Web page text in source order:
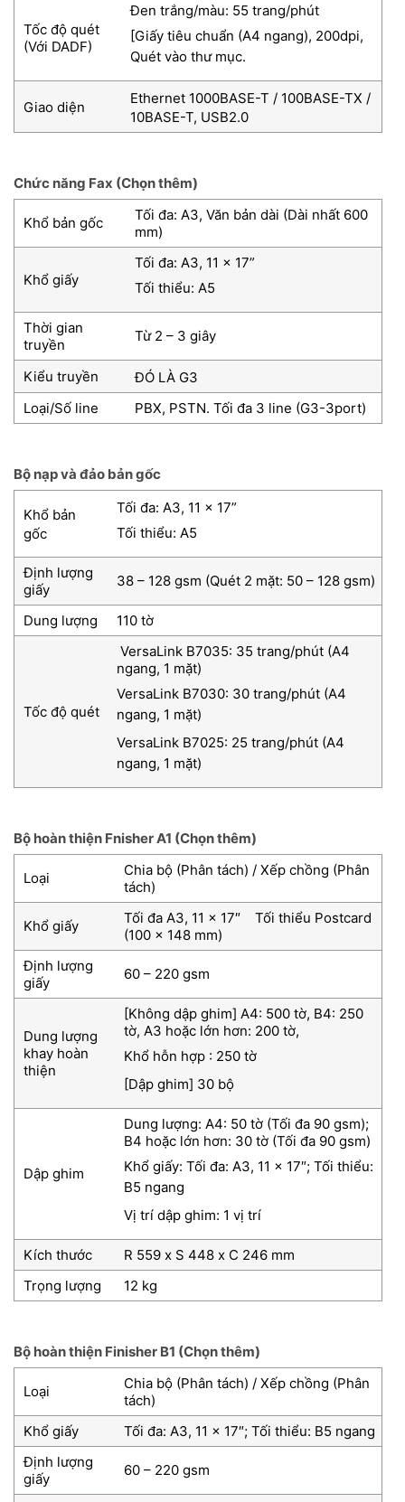
Tốc độ quét
(Với DADF)
Đen trắng/màu: 55 trang/phút
[Giấy tiêu chuẩn (A4 ngang), 200dpi,
Quét vào thư mục.
Giao diện
Ethernet 1000BASE-T / 100BASE-TX /
10BASE-T, USB2.0
Chức năng Fax (Chọn thêm)
Khổ bản gốc
Tối đa: A3, Văn bản dài (Dài nhất 600
mm)
Khổ giấy
Tối đa: A3, 11 x 17”
Tối thiểu: A5
Thời gian
truyền
Từ 2 – 3 giây
Kiểu truyền
ĐÓ LÀ G3
Loại/Số line
PBX, PSTN. Tối đa 3 line (G3-3port)
Bộ nạp và đảo bản gốc
Khổ bản
gốc
Tối đa: A3, 11 x 17”
Tối thiểu: A5
Định lượng
giấy
38 – 128 gsm (Quét 2 mặt: 50 – 128 gsm)
Dung lượng 110 tờ
Tốc độ quét
VersaLink B7035: 35 trang/phút (A4
ngang, 1 mặt)
VersaLink B7030: 30 trang/phút (A4
ngang, 1 mặt)
VersaLink B7025: 25 trang/phút (A4
ngang, 1 mặt)
Bộ hoàn thiện Fnisher A1 (Chọn thêm)
Loại
Chia bộ (Phân tách) / Xếp chồng (Phân
tách)
Khổ giấy
Tối đa A3, 11 x 17″ Tối thiểu Postcard
(100 x 148 mm)
Định lượng
giấy
60 – 220 gsm
Dung lượng
khay hoàn
thiện
[Không dập ghim] A4: 500 tờ, B4: 250
tờ, A3 hoặc lớn hơn: 200 tờ,
Khổ hỗn hợp : 250 tờ
[Dập ghim] 30 bộ
Dập ghim
Dung lượng: A4: 50 tờ (Tối đa 90 gsm);
B4 hoặc lớn hơn: 30 tờ (Tối đa 90 gsm)
Khổ giấy: Tối đa: A3, 11 x 17″; Tối thiểu:
B5 ngang
Vị trí dập ghim: 1 vị trí
Kích thước
R 559 x S 448 x C 246 mm
Trọng lượng
12 kg
Bộ hoàn thiện Finisher B1 (Chọn thêm)
Loại
Chia bộ (Phân tách) / Xếp chồng (Phân
tách)
Khổ giấy
Tối đa: A3, 11 x 17″; Tối thiểu: B5 ngang
Định lượng
giấy
60 – 220 gsm